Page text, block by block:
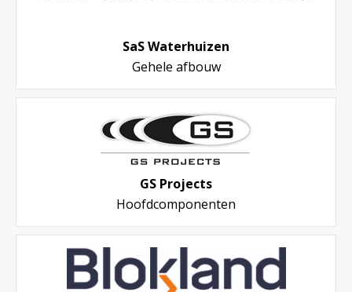
SaS Waterhuizen
Gehele afbouw
GS Projects
Hoofdcomponenten